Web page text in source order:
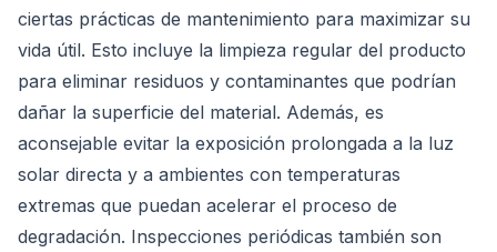
ciertas prácticas de mantenimiento para maximizar su
vida útil. Esto incluye la limpieza regular del producto
para eliminar residuos y contaminantes que podrían
dañar la superficie del material. Además, es
aconsejable evitar la exposición prolongada a la luz
solar directa y a ambientes con temperaturas
extremas que puedan acelerar el proceso de
degradación. Inspecciones periódicas también son